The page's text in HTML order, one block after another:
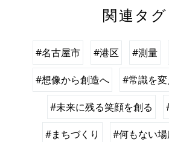
関連タグ
#名古屋市 #港区 #測量
#想像から創造へ #常識を
#未来に残る笑顔を創る
#まちづくり #何もない